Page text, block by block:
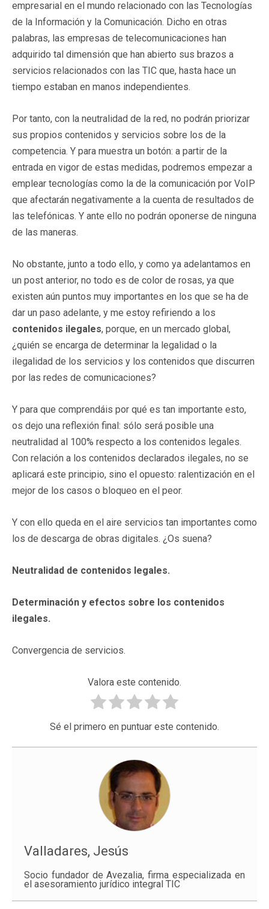
empresarial en el mundo relacionado con las Tecnologías
de la Información y la Comunicación. Dicho en otras
palabras, las empresas de telecomunicaciones han
adquirido tal dimensión que han abierto sus brazos a
servicios relacionados con las TIC que, hasta hace un
tiempo estaban en manos independientes.
Por tanto, con la neutralidad de la red, no podrán priorizar
sus propios contenidos y servicios sobre los de la
competencia. Y para muestra un botón: a partir de la
entrada en vigor de estas medidas, podremos empezar a
emplear tecnologías como la de la comunicación por VoIP
que afectarán negativamente a la cuenta de resultados de
las telefónicas. Y ante ello no podrán oponerse de ninguna
de las maneras.
No obstante, junto a todo ello, y como ya adelantamos en
un post anterior, no todo es de color de rosas, ya que
existen aún puntos muy importantes en los que se ha de
dar un paso adelante, y me estoy refiriendo a los
contenidos ilegales, porque, en un mercado global,
¿quién se encarga de determinar la legalidad o la
ilegalidad de los servicios y los contenidos que discurren
por las redes de comunicaciones?
Y para que comprendáis por qué es tan importante esto,
os dejo una reflexión final: sólo será posible una
neutralidad al 100% respecto a los contenidos legales.
Con relación a los contenidos declarados ilegales, no se
aplicará este principio, sino el opuesto: ralentización en el
mejor de los casos o bloqueo en el peor.
Y con ello queda en el aire servicios tan importantes como
los de descarga de obras digitales. ¿Os suena?
Neutralidad de contenidos legales.
Determinación y efectos sobre los contenidos
ilegales.
Convergencia de servicios.
Valora este contenido.
Sé el primero en puntuar este contenido.
Valladares, Jesús
Socio fundador de Avezalia, firma especializada en
el asesoramiento jurídico integral TIC